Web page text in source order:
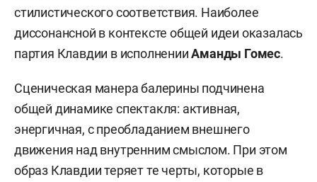
стилистического соответствия. Наиболее
диссонансной в контексте общей идеи оказалась
партия Клавдии в исполненииАманды Гомес.
Сценическая манера балерины подчинена
общей динамике спектакля: активная,
энергичная, с преобладанием внешнего
движения над внутренним смыслом. При этом
образ Клавдии теряет те черты, которые в